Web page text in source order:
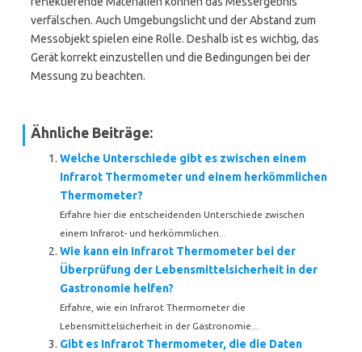
verfälschen. Auch Umgebungslicht und der Abstand zum
Messobjekt spielen eine Rolle. Deshalb ist es wichtig, das
Gerät korrekt einzustellen und die Bedingungen bei der
Messung zu beachten.
Ähnliche Beiträge:
Welche Unterschiede gibt es zwischen einem
Infrarot Thermometer und einem herkömmlichen
Thermometer?
Erfahre hier die entscheidenden Unterschiede zwischen
einem Infrarot- und herkömmlichen...
Wie kann ein Infrarot Thermometer bei der
Überprüfung der Lebensmittelsicherheit in der
Gastronomie helfen?
Erfahre, wie ein Infrarot Thermometer die
Lebensmittelsicherheit in der Gastronomie...
Gibt es Infrarot Thermometer, die die Daten